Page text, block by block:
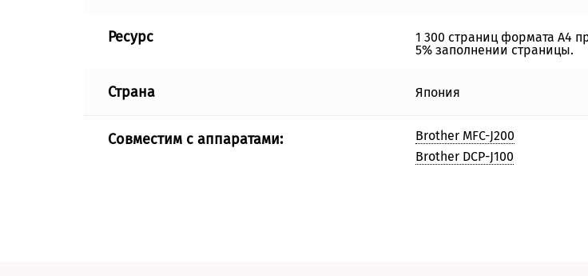
Ресурс
1 300 страниц формата А4
5% заполнении страницы.
Страна Япония
Совместим с аппаратами:
Brother MFC-J200
Brother DCP-J100